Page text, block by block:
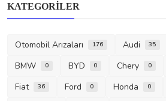
KATEGORILER
Otomobil Arızaları 176 Audi 35
BMW 0 BYD 0 Chery 0
Fiat 36 Ford 0 Honda 0